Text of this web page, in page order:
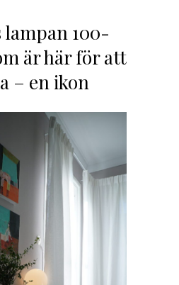
lampan 100-
är här för att
– en ikon